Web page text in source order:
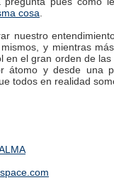
cosa
nuestro
y mientras
en el gran orden de
átomo y desde una
todos en realidad